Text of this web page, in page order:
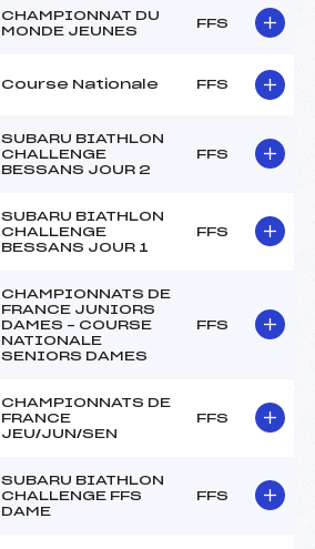
CHAMPIONNAT DU
MONDE JEUNES
FFS
Course Nationale FFS
SUBARU BIATHLON
CHALLENGE
BESSANS JOUR 2
FFS
SUBARU BIATHLON
CHALLENGE
BESSANS JOUR 1
FFS
CHAMPIONNATS DE
FRANCE JUNIORS
DAMES – COURSE
NATIONALE
SENIORS DAMES
FFS
CHAMPIONNATS DE
FRANCE
JEU/JUN/SEN
FFS
SUBARU BIATHLON
CHALLENGE FFS
DAME
FFS